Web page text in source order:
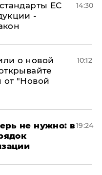
ЕС
-
14:30
о новой
от "Новой
10:12
не нужно: в19:24